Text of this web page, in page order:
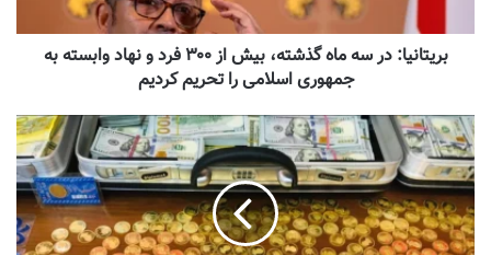
بریتانیا: در سه ماه گذشته، بیش از ۳۰۰ فرد و نهاد وابسته به
جمهوری اسلامی را تحریم کردیم